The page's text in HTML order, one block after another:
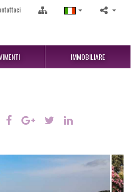
IMMOBILIARE